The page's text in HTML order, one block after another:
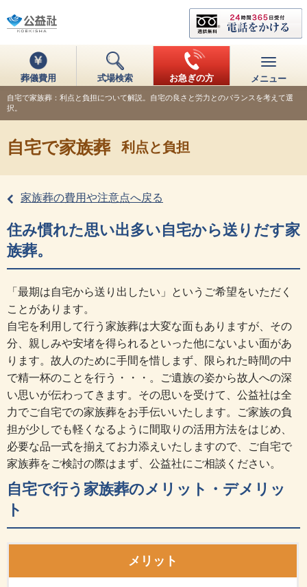
葬儀費用 式場検索 お急ぎの方 メニュー
自宅で家族葬：利点と負担について解説。自宅の良さと労力とのバランスを考えて選
択。
自宅で家族葬 利点と負担
家族葬の費用や注意点へ戻る
住み慣れた思い出多い自宅から送りだす家
族葬。
「最期は自宅から送り出したい」というご希望をいただく
ことがあります。
自宅を利用して行う家族葬は大変な面もありますが、その
分、親しみや安堵を得られるといった他にないよい面があ
ります。故人のために手間を惜しまず、限られた時間の中
で精一杯のことを行う・・・。ご遺族の姿から故人への深
い思いが伝わってきます。その思いを受けて、公益社は全
力でご自宅での家族葬をお手伝いいたします。ご家族の負
担が少しでも軽くなるように間取りの活用方法をはじめ、
必要な品一式を揃えてお力添えいたしますので、ご自宅で
家族葬をご検討の際はまず、公益社にご相談ください。
自宅で行う家族葬のメリット・デメリッ
ト
メリット